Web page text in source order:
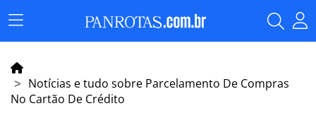
Menu
Principal
Notícias e tudo sobre Parcelamento De Compras
No Cartão De Crédito